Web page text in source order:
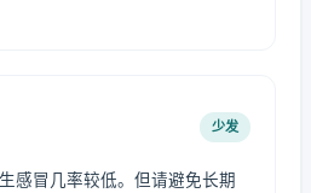
少发
感冒几率较低。但请避免长期